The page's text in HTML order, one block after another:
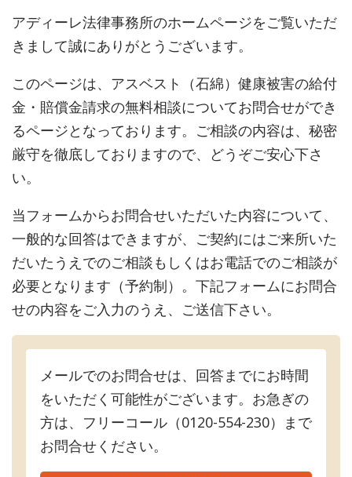
アディーレ法律事務所のホームページをご覧いただ
きまして誠にありがとうございます。
このページは、アスベスト（石綿）健康被害の給付
金・賠償金請求の無料相談についてお問合せができ
るページとなっております。ご相談の内容は、秘密
厳守を徹底しておりますので、どうぞご安心下さ
い。
当フォームからお問合せいただいた内容について、
一般的な回答はできますが、ご契約にはご来所いた
だいたうえでのご相談もしくはお電話でのご相談が
必要となります（予約制）。下記フォームにお問合
せの内容をご入力のうえ、ご送信下さい。
メールでのお問合せは、回答までにお時間
をいただく可能性がございます。お急ぎの
方は、フリーコール（0120-554-230）まで
お問合せください。